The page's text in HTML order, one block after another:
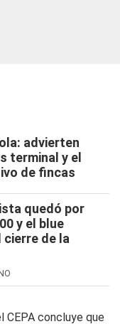
advierten
terminal y el
de fincas
quedó por
y el blue
cierre de la
concluye que